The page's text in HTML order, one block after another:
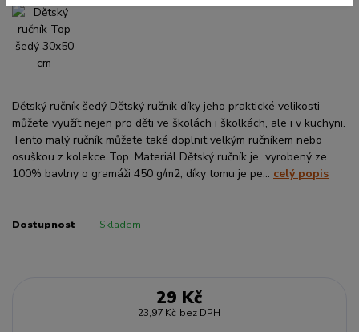
Dětský ručník šedý Dětský ručník díky jeho praktické velikosti
můžete využít nejen pro děti ve školách i školkách, ale i v kuchyni.
Tento malý ručník můžete také doplnit velkým ručníkem nebo
osuškou z kolekce Top. Materiál Dětský ručník je vyrobený ze
100% bavlny o gramáži 450 g/m2, díky tomu je pe... celý popis
Dostupnost Skladem
29 Kč
23,97 Kč bez DPH